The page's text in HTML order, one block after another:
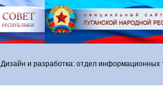
Дизайн и разработка: отдел информационных